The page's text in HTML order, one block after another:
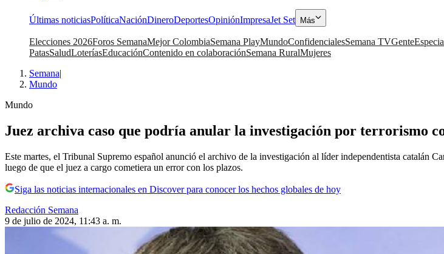
Últimas noticiasPolíticaNaciónDineroDeportesOpiniónImpresaJet Set Más
Elecciones 2026Foros SemanaMejor ColombiaSemana PlayMundoConfidencialesSemana TVGente
PatasSaludLoteríasEducaciónContenido en colaboraciónSemana RuralMujeres
Semana|
Mundo
Mundo
Juez archiva caso que podría anular la investigación por terrorismo
Este martes, el Tribunal Supremo español anunció el archivo de la investigación al líder independentista catalán
luego de que el juez a cargo cometiera un error con los plazos.
Siga las noticias internacionales en Discover para conocer los hechos globales de hoy
Redacción Semana
9 de julio de 2024, 11:43 a. m.